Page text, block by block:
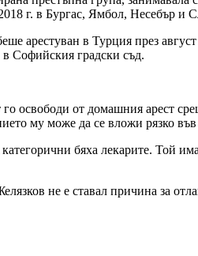
г. в Бургас, Ямбол, Несебър и
арестуван в Турция през
в Софийския градски съд.
го освободи от домашния арест
му може да се вложи рязко
бяха лекарите. Той
не е ставал причина за